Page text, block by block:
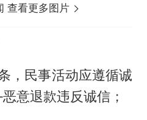
查看更多图片
，民事活动应遵循诚
意退款违反诚信；